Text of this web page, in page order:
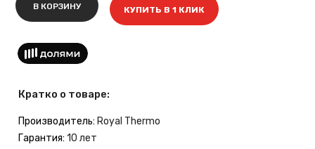
В КОРЗИНУ КУПИТЬ В 1 КЛИК
Кратко о товаре:
Производитель: Royal Thermo
Гарантия: 10 лет